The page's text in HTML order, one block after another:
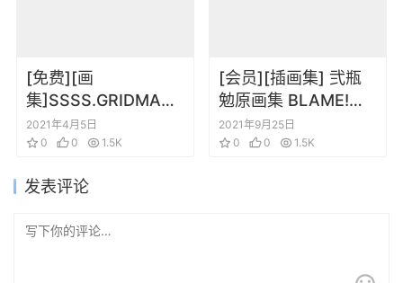
[免费][画
集]SSSS.GRIDMAN
古立特 插画集 Art
Fan Book 2018冬
2021年4月5日
0
0 1.5K
[会员][插画集] 弐瓶
勉原画集 BLAME!
and so on
2021年9月25日
0
0 1.5K
发表评论